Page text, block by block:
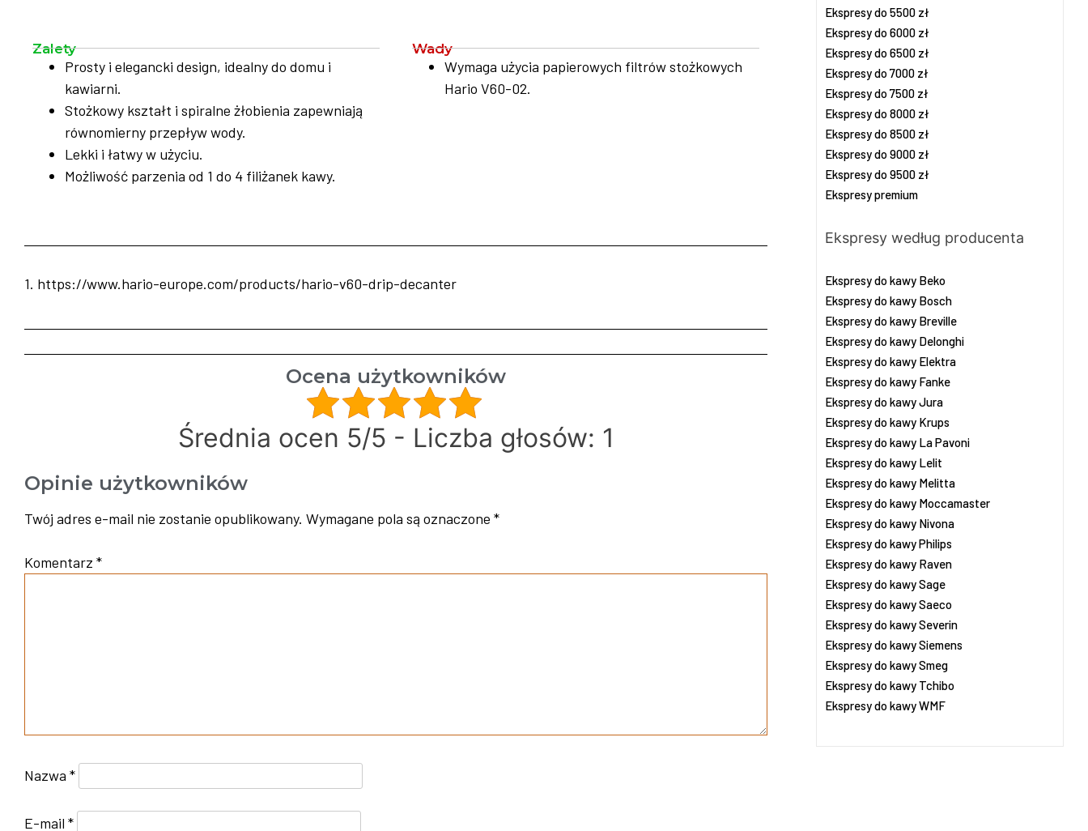
Zalety
Prosty i elegancki design, idealny do domu i
kawiarni.
Stożkowy kształt i spiralne żłobienia zapewniają
równomierny przepływ wody.
Lekki i łatwy w użyciu.
Możliwość parzenia od 1 do 4 filiżanek kawy.
Wady
Wymaga użycia papierowych filtrów stożkowych
Hario V60-02.
1. https://www.hario-europe.com/products/hario-v60-drip-decanter
Ocena użytkowników
Średnia ocen 5/5 - Liczba głosów: 1
Opinie użytkowników
Twój adres e-mail nie zostanie opublikowany. Wymagane pola są oznaczone *
Komentarz *
Nazwa *
E-mail *
Ekspresy do 5500 zł
Ekspresy do 6000 zł
Ekspresy do 6500 zł
Ekspresy do 7000 zł
Ekspresy do 7500 zł
Ekspresy do 8000 zł
Ekspresy do 8500 zł
Ekspresy do 9000 zł
Ekspresy do 9500 zł
Ekspresy premium
Ekspresy według producenta
Ekspresy do kawy Beko
Ekspresy do kawy Bosch
Ekspresy do kawy Breville
Ekspresy do kawy Delonghi
Ekspresy do kawy Elektra
Ekspresy do kawy Fanke
Ekspresy do kawy Jura
Ekspresy do kawy Krups
Ekspresy do kawy La Pavoni
Ekspresy do kawy Lelit
Ekspresy do kawy Melitta
Ekspresy do kawy Moccamaster
Ekspresy do kawy Nivona
Ekspresy do kawy Philips
Ekspresy do kawy Raven
Ekspresy do kawy Sage
Ekspresy do kawy Saeco
Ekspresy do kawy Severin
Ekspresy do kawy Siemens
Ekspresy do kawy Smeg
Ekspresy do kawy Tchibo
Ekspresy do kawy WMF